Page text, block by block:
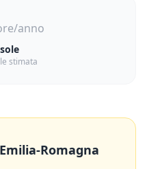
anno
stimata
Emilia-Romagna